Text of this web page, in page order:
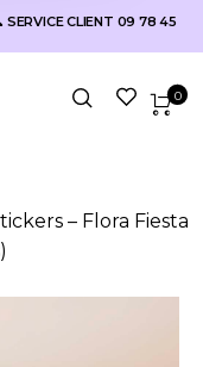
SERVICE CLIENT 09 78 45
0
– Flora Fiesta